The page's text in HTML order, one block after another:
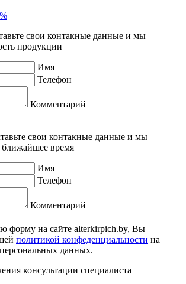
свои контакные данные и мы
продукции
Имя
Телефон
Комментарий
свои контакные данные и мы
ближайшее время
Имя
Телефон
Комментарий
форму на сайте alterkirpich.by, Вы
политикой конфеденциальности на
данных.
консультации специалиста